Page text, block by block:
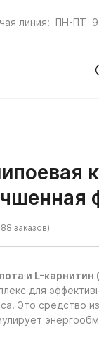
линия: ПН-ПТ
заказов)
и L-карнитин
для
Это средство